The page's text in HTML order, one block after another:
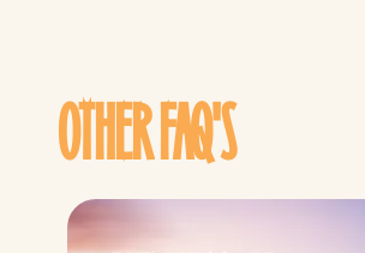
OTHER FAQ'S